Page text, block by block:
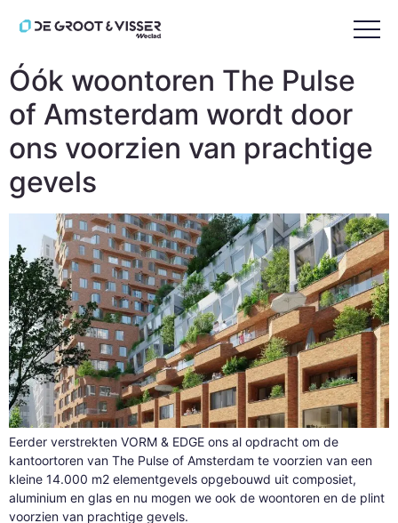
Tag:gevels
Óók woontoren The Pulse
of Amsterdam wordt door
ons voorzien van prachtige
gevels
Eerder verstrekten VORM & EDGE ons al opdracht om de
kantoortoren van The Pulse of Amsterdam te voorzien van een
kleine 14.000 m2 elementgevels opgebouwd uit composiet,
aluminium en glas en nu mogen we ook de woontoren en de plint
voorzien van prachtige gevels.